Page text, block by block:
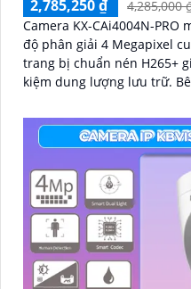
2,785,250 ₫
4,285,000
Camera KX-CAi4004N-
độ phân giải 4 Megapixel
trang bị chuẩn nén H265+
kiệm dung lượng lưu trữ.
nhập, và phân biệt người/